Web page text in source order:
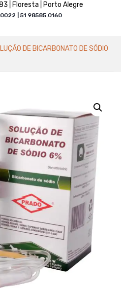
| Floresta | Porto Alegre
| 51 98585.0160
DE BICARBONATO DE SÓDIO